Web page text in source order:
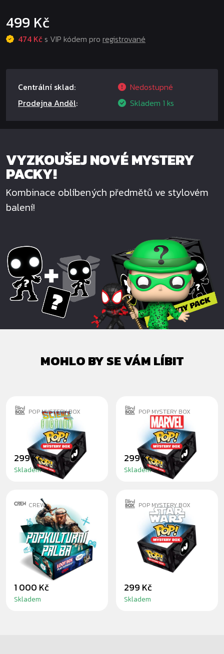
499 Kč
474 Kčs VIP kódem pro registrované
Centrální sklad:
Nedostupné
Prodejna Anděl: Skladem 1 ks
VYZKOUŠEJ NOVÉ MYSTERY
PACKY!
Kombinace oblíbených předmětů ve stylovém
balení!
MOHLO BY SE VÁM LÍBIT
POP MYSTERY BOX
SCIFI POP
299 Kč
Skladem
POP MYSTERY BOX
MARVEL POP
299 Kč
Skladem
CREW
LOOT BOX PLNÝ
KOMIKSŮ:
POPKULTURNÍ
PALBA
1 000 Kč
Skladem
POP MYSTERY BOX
STAR WARS POP
299 Kč
Skladem